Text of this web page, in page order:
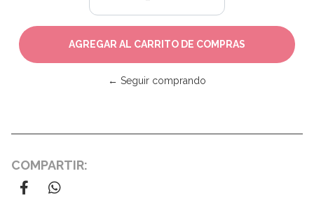
← Seguir comprando
COMPARTIR: